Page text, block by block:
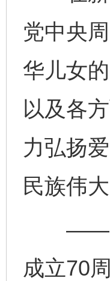
党中央
华儿女
以及各
力弘扬
民族伟
成立70